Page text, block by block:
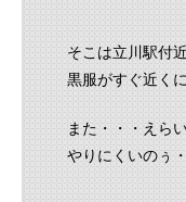
そこは立川駅付
黒服がすぐ近く
また・・・えら
やりにくいのぅ